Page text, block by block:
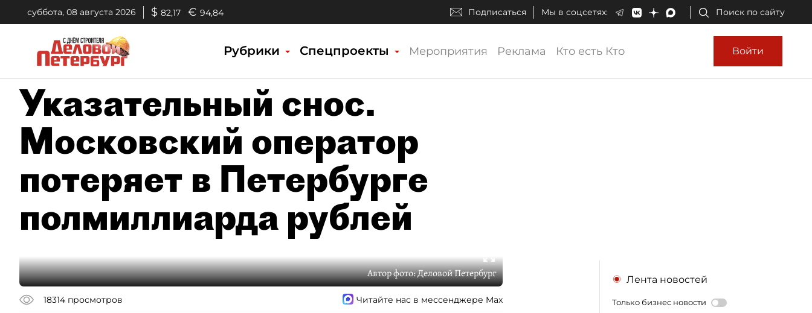
суббота, 08 августа 2026 $ 82,17 € 94,84 Подписаться Мы в соцсетях: Поиск по сайту
Рубрики Спецпроекты Мероприятия Реклама Кто есть Кто Войти
Указательный снос.
Московский оператор
потеряет в Петербурге
полмиллиарда рублей
Автор фото:Деловой Петербург
18314 просмотров Читайте нас в мессенджере Max
Лента новостей
Только бизнес новости